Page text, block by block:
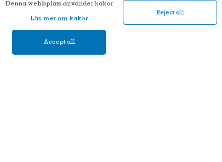
Denna webbplats använder kakor
Läs mer om kakor
Accept all
Reject all